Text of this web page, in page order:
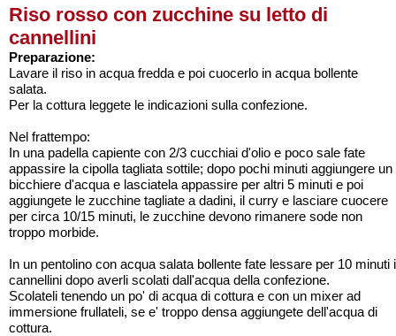
Riso rosso con zucchine su letto di
cannellini
Preparazione:
Lavare il riso in acqua fredda e poi cuocerlo in acqua bollente
salata.
Per la cottura leggete le indicazioni sulla confezione.
Nel frattempo:
In una padella capiente con 2/3 cucchiai d'olio e poco sale fate
appassire la cipolla tagliata sottile; dopo pochi minuti aggiungere un
bicchiere d'acqua e lasciatela appassire per altri 5 minuti e poi
aggiungete le zucchine tagliate a dadini, il curry e lasciare cuocere
per circa 10/15 minuti, le zucchine devono rimanere sode non
troppo morbide.
In un pentolino con acqua salata bollente fate lessare per 10 minuti i
cannellini dopo averli scolati dall'acqua della confezione.
Scolateli tenendo un po' di acqua di cottura e con un mixer ad
immersione frullateli, se e' troppo densa aggiungete dell'acqua di
cottura.